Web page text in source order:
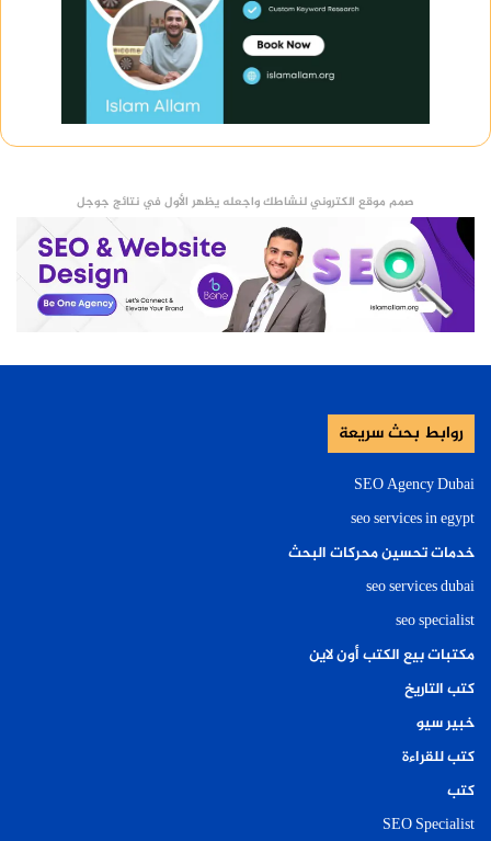
صمم موقع الكتروني لنشاطك واجعله يظهر الأول في نتائج جوجل
روابط بحث سريعة
SEO Agency Dubai
seo services in egypt
خدمات تحسين محركات البحث
seo services dubai
seo specialist
مكتبات بيع الكتب أون لاين
كتب التاريخ
خبير سيو
كتب للقراءة
كتب
SEO Specialist